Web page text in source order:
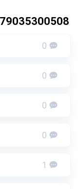
0
0
0
0
1